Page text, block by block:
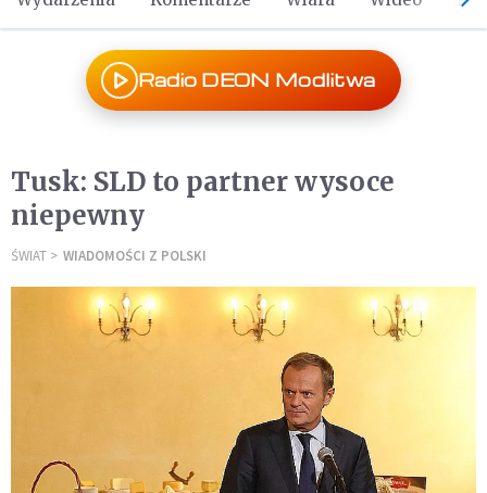
Radio DEON Modlitwa
Tusk: SLD to partner wysoce
niepewny
ŚWIAT WIADOMOŚCI Z POLSKI